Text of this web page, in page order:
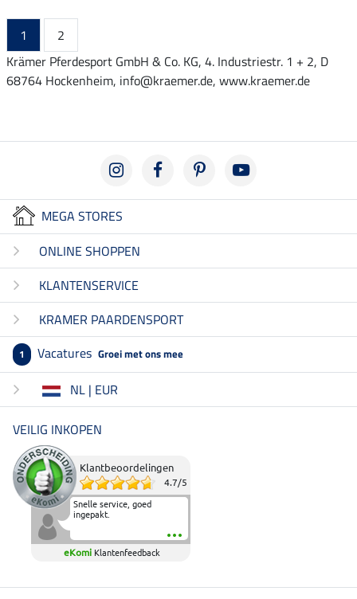
1
2
Krämer Pferdesport GmbH & Co. KG, 4. Industriestr. 1 + 2, D
68764 Hockenheim, info@kraemer.de, www.kraemer.de
MEGA STORES
ONLINE SHOPPEN
KLANTENSERVICE
KRAMER PAARDENSPORT
1 Vacatures Groei met ons mee
NL | EUR
VEILIG INKOPEN
Klantbeoordelingen
4.7/5
Snelle service, goed
ingepakt.
eKomi Klantenfeedback